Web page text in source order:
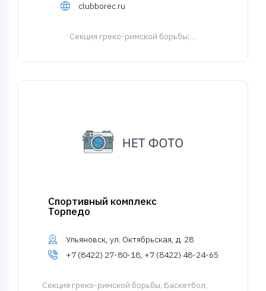
clubborec.ru
Cекция греко-римской борьбы; ...
Спортивный комплекс
Торпедо
Ульяновск, ул. Октябрьская, д. 28
+7 (8422) 27-80-18, +7 (8422) 48-24-65
Cекция греко-римской борьбы; Баскетбол;